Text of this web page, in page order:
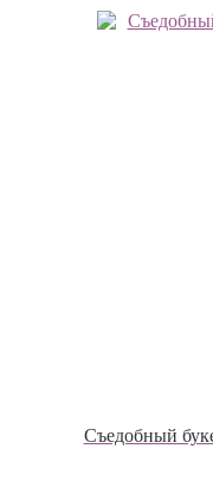
Съедобный